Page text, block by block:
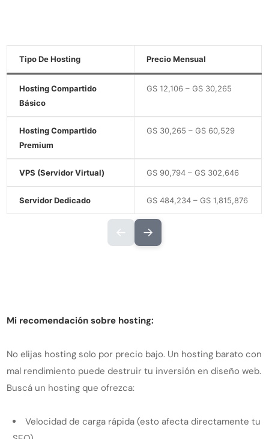
Tipo De Hosting Precio Mensual
Hosting Compartido
Básico
GS 12,106 – GS 30,265
Hosting Compartido
Premium
GS 30,265 – GS 60,529
VPS (Servidor Virtual) GS 90,794 – GS 302,646
Servidor Dedicado GS 484,234 – GS 1,815,876
← →
Mi recomendación sobre hosting:
No elijas hosting solo por precio bajo. Un hosting barato con
mal rendimiento puede destruir tu inversión en diseño web.
Buscá un hosting que ofrezca:
Velocidad de carga rápida (esto afecta directamente tu